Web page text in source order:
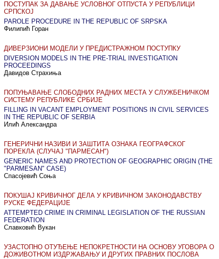
ПОСТУПАК ЗА ДАВАЊЕ УСЛОВНОГ ОТПУСТА У РЕПУБЛИЦИ
СРПСКОЈ
PAROLE PROCEDURE IN THE REPUBLIC OF SRPSKA
Филипић Горан
ДИВЕРЗИОНИ МОДЕЛИ У ПРЕДИСТРАЖНОМ ПОСТУПКУ
DIVERSION MODELS IN THE PRE-TRIAL INVESTIGATION
PROCEEDINGS
Давидов Страхиња
ПОПУЊАВАЊЕ СЛОБОДНИХ РАДНИХ МЕСТА У СЛУЖБЕНИЧКОМ
СИСТЕМУ РЕПУБЛИКЕ СРБИЈЕ
FILLING IN VACANT EMPLOYMENT POSITIONS IN CIVIL SERVICES
IN THE REPUBLIC OF SERBIA
Илић Александра
ГЕНЕРИЧНИ НАЗИВИ И ЗАШТИТА ОЗНАКА ГЕОГРАФСКОГ
ПОРЕКЛА (СЛУЧАЈ "ПАРМЕСАН")
GENERIC NAMES AND PROTECTION OF GEOGRAPHIC ORIGIN (THE
"PARMESAN" CASE)
Спасојевић Соња
ПОКУШАЈ КРИВИЧНОГ ДЕЛА У КРИВИЧНОМ ЗАКОНОДАВСТВУ
РУСКЕ ФЕДЕРАЦИЈЕ
ATTEMPTED CRIME IN CRIMINAL LEGISLATION OF THE RUSSIAN
FEDERATION
Славковић Вукан
УЗАСТОПНО ОТУЂЕЊЕ НЕПОКРЕТНОСТИ НА ОСНОВУ УГОВОРА О
ДОЖИВОТНОМ ИЗДРЖАВАЊУ И ДРУГИХ ПРАВНИХ ПОСЛОВА